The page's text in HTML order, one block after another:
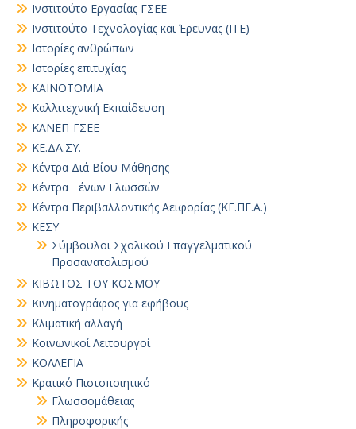
Ινστιτούτο Εργασίας ΓΣΕΕ
Ινστιτούτο Τεχνολογίας και Έρευνας (ΙΤΕ)
Ιστορίες ανθρώπων
Ιστορίες επιτυχίας
ΚΑΙΝΟΤΟΜΙΑ
Καλλιτεχνική Εκπαίδευση
ΚΑΝΕΠ-ΓΣΕΕ
ΚΕ.ΔΑ.ΣΥ.
Κέντρα Διά Βίου Μάθησης
Κέντρα Ξένων Γλωσσών
Κέντρα Περιβαλλοντικής Αειφορίας (ΚΕ.ΠΕ.Α.)
ΚΕΣΥ
Σύμβουλοι Σχολικού Επαγγελματικού
Προσανατολισμού
ΚΙΒΩΤΟΣ ΤΟΥ ΚΟΣΜΟΥ
Κινηματογράφος για εφήβους
Κλιματική αλλαγή
Κοινωνικοί Λειτουργοί
ΚΟΛΛΕΓΙΑ
Κρατικό Πιστοποιητικό
Γλωσσομάθειας
Πληροφορικής